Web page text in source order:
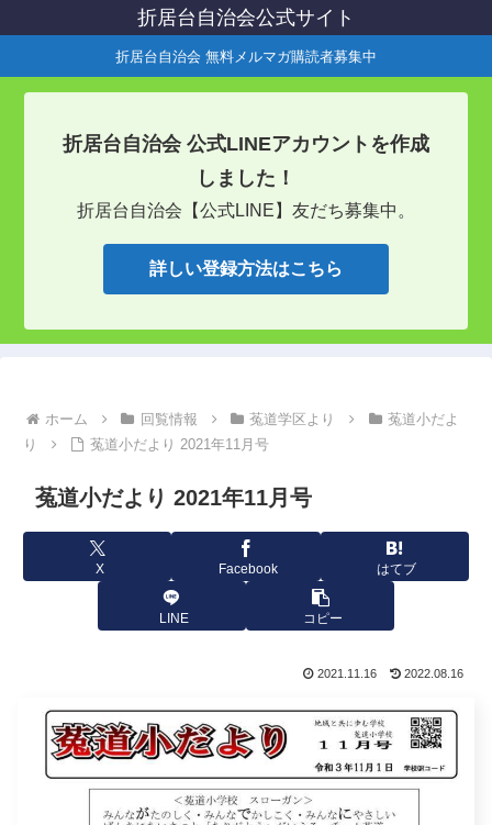
折居台自治会公式サイト
折居台自治会 無料メルマガ購読者募集中
折居台自治会 公式LINEアカウントを作成
しました！
折居台自治会【公式LINE】友だち募集中。
詳しい登録方法はこちら
ホーム 回覧情報 菟道学区より
菟道小だよ
り
菟道小だより 2021年11月号
菟道小だより 2021年11月号
X Facebook はてブ
LINE コピー
2021.11.16 2022.08.16